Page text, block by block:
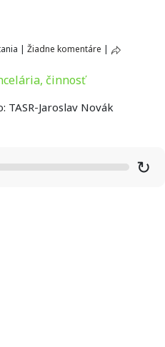
| Žiadne komentáre |
Jaroslav Novák
↻